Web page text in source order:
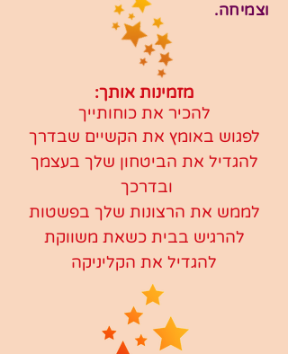
וצמיחה.
מזמינות אותך:
להכיר את כוחותייך
לפגוש באומץ את הקשיים שבדרך
להגדיל את הביטחון שלך בעצמך
ובדרכך
לממש את הרצונות שלך בפשטות
להרגיש בבית כשאת משווקת
להגדיל את הקליניקה